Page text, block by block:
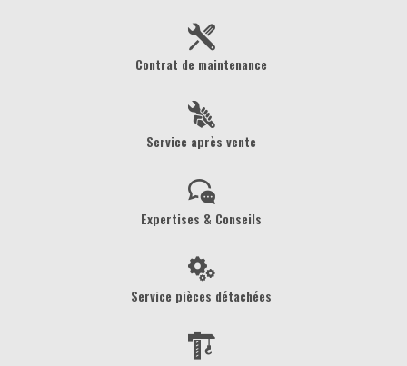
Contrat de maintenance
Service après vente
Expertises & Conseils
Service pièces détachées